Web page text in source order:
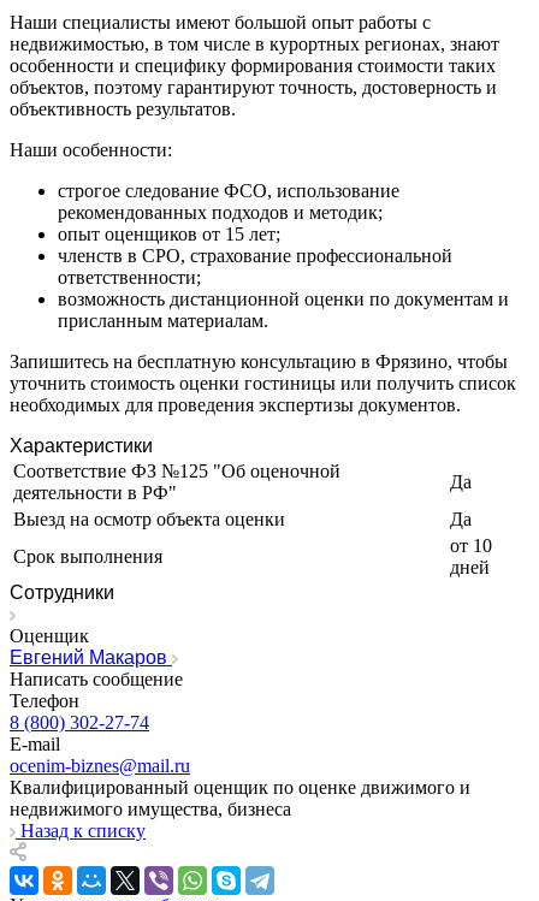
Наши специалисты имеют большой опыт работы с
недвижимостью, в том числе в курортных регионах, знают
особенности и специфику формирования стоимости таких
объектов, поэтому гарантируют точность, достоверность и
объективность результатов.
Наши особенности:
строгое следование ФСО, использование
рекомендованных подходов и методик;
опыт оценщиков от 15 лет;
членств в СРО, страхование профессиональной
ответственности;
возможность дистанционной оценки по документам и
присланным материалам.
Запишитесь на бесплатную консультацию в Фрязино, чтобы
уточнить стоимость оценки гостиницы или получить список
необходимых для проведения экспертизы документов.
Характеристики
Соответствие ФЗ №125 "Об оценочной
деятельности в РФ"
Да
Выезд на осмотр объекта оценки
Да
Срок выполнения
от 10
дней
Сотрудники
Оценщик
Евгений Макаров
Написать сообщение
Телефон
8 (800) 302-27-74
E-mail
ocenim-biznes@mail.ru
Квалифицированный оценщик по оценке движимого и
недвижимого имущества, бизнеса
Назад к списку
Заринск
Звенигород
Зеленоград
Зеленодольск
Златоуст
Иваново
Ивантеевка
Ижевск
Изобильный
Ипатово
Искитим
Истра
Ишимбай
Йошкар-Ола
Казань
Калуга
Камбарка
Каменка
Каменск-Уральский
Каменск-Шахтинский
Камень-на-Оби
Камышин
Камышлов
Канаш
Кандалакша
Канск
Карачев